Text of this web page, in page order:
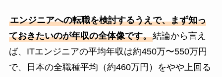
エンジニアへの転職を検討するうえで、まず知っ
ておきたいのが年収の全体像です。結論から言え
ば、ITエンジニアの平均年収は約450万〜550万円
で、日本の全職種平均（約460万円）をやや上回る